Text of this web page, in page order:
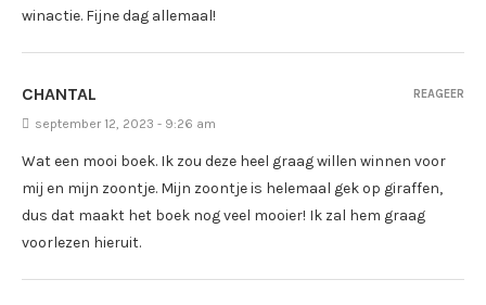
winactie. Fijne dag allemaal!
CHANTAL
september 12, 2023 - 9:26 am
Wat een mooi boek. Ik zou deze heel graag willen winnen voor
mij en mijn zoontje. Mijn zoontje is helemaal gek op giraffen,
dus dat maakt het boek nog veel mooier! Ik zal hem graag
voorlezen hieruit.
REAGEER